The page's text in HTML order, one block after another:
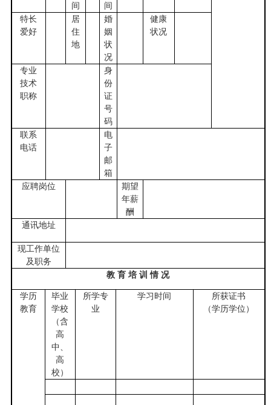
间
间
特长
爱好
居
住
地
婚
姻
状
况
健康
状况
专业
技术
职称
身
份
证
号
码
联系
电话
电
子
邮
箱
应聘岗位
期望
年薪
酬
通讯地址
现工作单位
及职务
教 育 培 训 情 况
学历
教育
毕业
学校
（含
高
中、
高
校）
所学专
业
学习时间
所获证书
（学历学位）